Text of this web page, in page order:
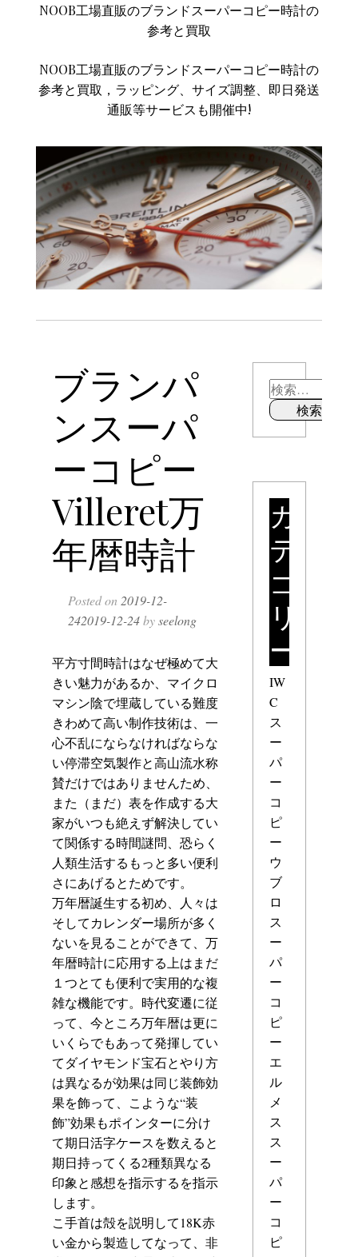
NOOB工場直販のブランドスーパーコピー時計の
参考と買取
NOOB工場直販のブランドスーパーコピー時計の
参考と買取，ラッピング、サイズ調整、即日発送
通販等サービスも開催中!
ブランパ
ンスーパ
ーコピー
Villeret万
年暦時計
Posted on 2019-12-
242019-12-24byseelong
平方寸間時計はなぜ極めて大
きい魅力があるか、マイクロ
マシン陰で埋蔵している難度
きわめて高い制作技術は、一
心不乱にならなければならな
い停滞空気製作と高山流水称
賛だけではありませんため、
また（まだ）表を作成する大
家がいつも絶えず解決してい
て関係する時間謎問、恐らく
人類生活するもっと多い便利
さにあげるとためです。
万年暦誕生する初め、人々は
そしてカレンダー場所が多く
ないを見ることができて、万
年暦時計に応用する上はまだ
１つとても便利で実用的な複
雑な機能です。時代変遷に従
って、今ところ万年暦は更に
いくらでもあって発揮してい
てダイヤモンド宝石とやり方
は異なるが効果は同じ装飾効
果を飾って、こような“装
飾”効果もポインターに分け
て期日活字ケースを数えると
期日持ってくる2種類異なる
印象と感想を指示するを指示
します。
こ手首は殻を説明して18K赤
い金から製造してなって、非
カ
テ
ゴ
リ
ー
IW
C
ス
ー
パ
ー
コ
ピ
ー
ウ
ブ
ロ
ス
ー
パ
ー
コ
ピ
ー
エ
ル
メ
ス
ス
ー
パ
ー
コ
ピ